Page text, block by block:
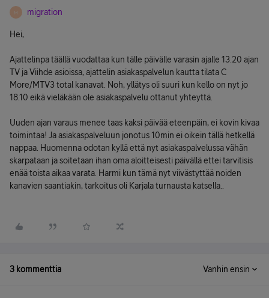
M migration
Hei,
Ajattelinpa täällä vuodattaa kun tälle päivälle varasin ajalle 13.20 ajan
TV ja Viihde asioissa, ajattelin asiakaspalvelun kautta tilata C
More/MTV3 total kanavat. Noh, yllätys oli suuri kun kello on nyt jo
18.10 eikä vieläkään ole asiakaspalvelu ottanut yhteyttä.
Uuden ajan varaus menee taas kaksi päivää eteenpäin, ei kovin kivaa
toimintaa! Ja asiakaspalveluun jonotus 10min ei oikein tällä hetkellä
nappaa. Huomenna odotan kyllä että nyt asiakaspalvelussa vähän
skarpataan ja soitetaan ihan oma aloitteisesti päivällä ettei tarvitisis
enää toista aikaa varata. Harmi kun tämä nyt viivästyttää noiden
kanavien saantiakin, tarkoitus oli Karjala turnausta katsella..
3 kommenttia Vanhin ensin